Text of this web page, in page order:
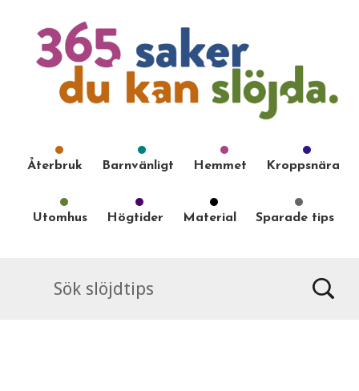
Återbruk Barnvänligt Hemmet Kroppsnära
Utomhus Högtider Material Sparade tips